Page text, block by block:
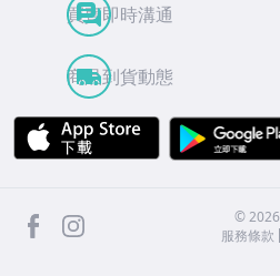
買賣即時溝通
商品到貨動態
APP Store
facebook ©2026
服務條款